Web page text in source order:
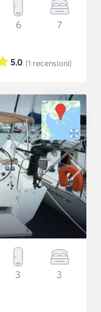
6 7
(1 recensioni)
5.0
3 3